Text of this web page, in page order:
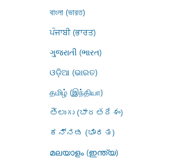
বাংলা (ভারত)
ਪੰਜਾਬੀ (ਭਾਰਤ)
ગુજરાતી (ભારત)
ଓଡ଼ିଆ (ଭାରତ)
தமிழ் (இந்தியா)
తెలుగు (భారతదేశం)
ಕನ್ನಡ (ಭಾರತ)
മലയാളം (ഇന്ത്യ)